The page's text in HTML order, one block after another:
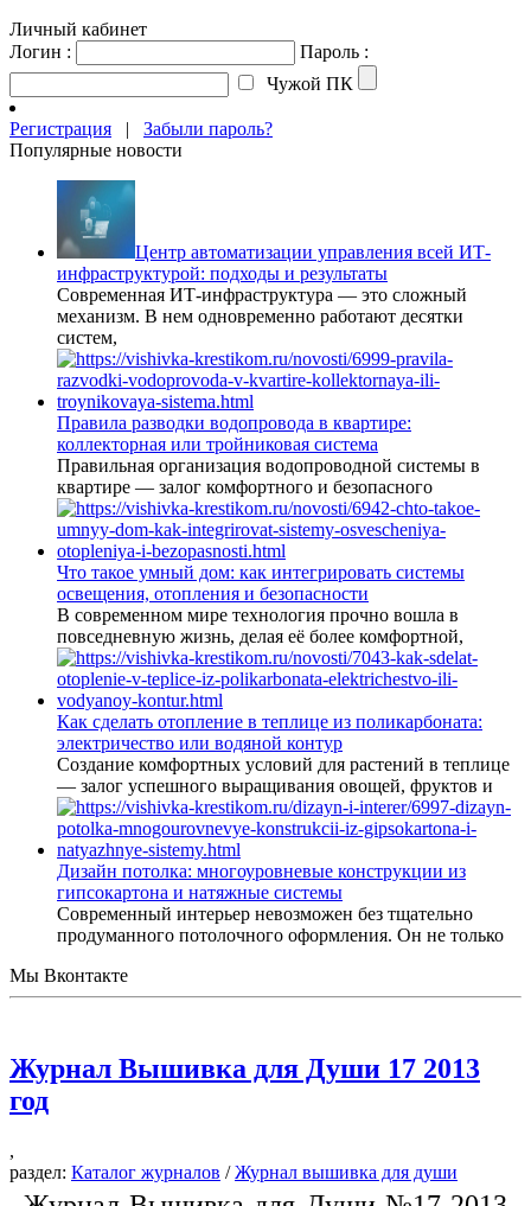
Личный кабинет
Логин :
Пароль :
Чужой ПК
Регистрация | Забыли пароль?
Популярные новости
Центр автоматизации управления всей ИТ-
инфраструктурой: подходы и результаты
Современная ИТ-инфраструктура — это сложный
механизм. В нем одновременно работают десятки
систем,
Правила разводки водопровода в квартире:
коллекторная или тройниковая система
Правильная организация водопроводной системы в
квартире — залог комфортного и безопасного
Что такое умный дом: как интегрировать системы
освещения, отопления и безопасности
В современном мире технология прочно вошла в
повседневную жизнь, делая её более комфортной,
Как сделать отопление в теплице из поликарбоната:
электричество или водяной контур
Создание комфортных условий для растений в теплице
— залог успешного выращивания овощей, фруктов и
Дизайн потолка: многоуровневые конструкции из
гипсокартона и натяжные системы
Современный интерьер невозможен без тщательно
продуманного потолочного оформления. Он не только
Мы Вконтакте
Журнал Вышивка для Души 17 2013
год
,
раздел: Каталог журналов /Журнал вышивка для души